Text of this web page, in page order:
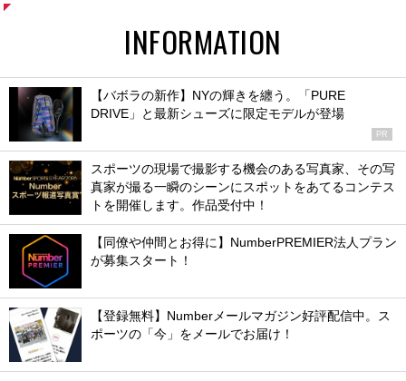
INFORMATION
【バボラの新作】NYの輝きを纏う。「PURE
DRIVE」と最新シューズに限定モデルが登場
PR
スポーツの現場で撮影する機会のある写真家、その写
真家が撮る一瞬のシーンにスポットをあてるコンテス
トを開催します。作品受付中！
【同僚や仲間とお得に】NumberPREMIER法人プラン
が募集スタート！
【登録無料】Numberメールマガジン好評配信中。ス
ポーツの「今」をメールでお届け！